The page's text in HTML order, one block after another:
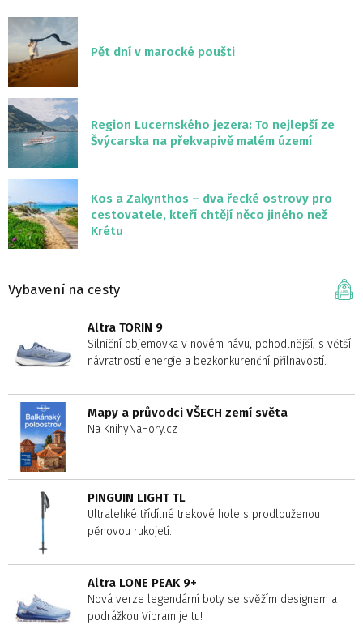
Pět dní v marocké poušti
Region Lucernského jezera: To nejlepší ze
Švýcarska na překvapivě malém území
Kos a Zakynthos – dva řecké ostrovy pro
cestovatele, kteří chtějí něco jiného než
Krétu
Vybavení na cesty
Altra TORIN 9
Silniční objemovka v novém hávu, pohodlnější, s větší
návratností energie a bezkonkurenční přilnavostí.
Mapy a průvodci VŠECH zemí světa
Na KnihyNaHory.cz
PINGUIN LIGHT TL
Ultralehké třídílné trekové hole s prodlouženou
pěnovou rukojetí.
Altra LONE PEAK 9+
Nová verze legendární boty se svěžím designem a
podrážkou Vibram je tu!